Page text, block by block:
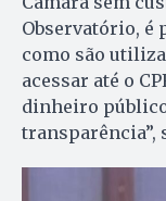
Observatório, é
como são
acessar até o
dinheiro
transparência”,